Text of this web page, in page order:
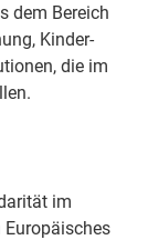
dem Bereich
Kinder-
die im
im